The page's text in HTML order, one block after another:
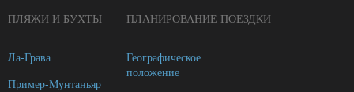
ПЛЯЖИ И БУХТЫ
Ла-Грава
Пример-Мунтаньяр
ПЛАНИРОВАНИЕ ПОЕЗДКИ
Географическое
положение